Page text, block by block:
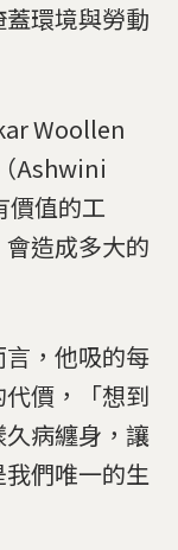
環境與勞動
Woollen
Ashwini
價值的工
造成多大的
，他吸的每
價，「想到
病纏身，讓
們唯一的生